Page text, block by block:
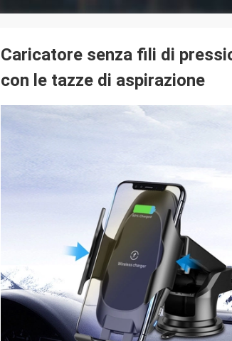
Caricatore senza fili di
con le tazze di aspirazione